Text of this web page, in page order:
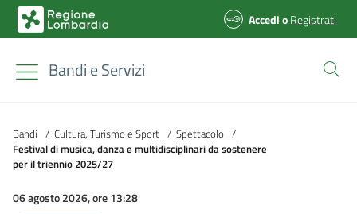
AccedioRegistrati
Bandi e Servizi
Bandi / Cultura, Turismo e Sport / Spettacolo /
Festival di musica, danza e multidisciplinari da sostenere
per il triennio 2025/27
06 agosto 2026, ore 13:28